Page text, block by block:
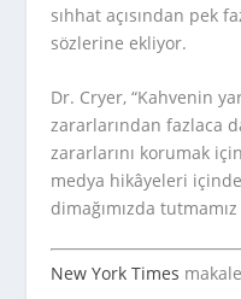
sıhhat açısından pek
sözlerine ekliyor.
Dr. Cryer, “Kahvenin
zararlarından fazlaca
zararlarını korumak
medya hikâyeleri
dimağımızda
New York Times